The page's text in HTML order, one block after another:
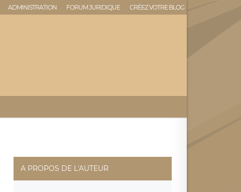
ADMINISTRATION FORUM JURIDIQUE CRÉEZ VOTRE BLOG
A PROPOS DE L'AUTEUR